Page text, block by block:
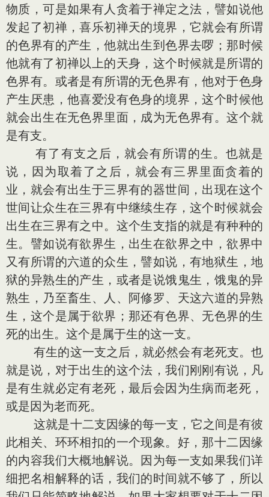
物质，可是如果有人贪着于禅定之法，譬如说他
发起了初禅，喜乐初禅天的境界，它就会有所谓
的色界有的产生，他就出生到色界去啰；那时候
他就有了初禅以上的天身，这个时候就是所谓的
色界有。或者是有所谓的无色界有，他对于色身
产生厌患，他喜爱没有色身的境界，这个时候他
就会出生在无色界里面，成为无色界有。这个就
是有支。
有了有支之后，就会有所谓的生。也就是
说，因为取着了之后，就会有三界里面贪着的
业，就会有出生于三界有的器世间，出现在这个
世间让众生在三界有中继续生存，这个时候就会
出生在三界有之中。这个生支指的就是有种种的
生。譬如说有欲界生，出生在欲界之中，欲界中
又有所谓的六道的众生，譬如说，有地狱生，地
狱的异熟生的产生，或者是说饿鬼生，饿鬼的异
熟生，乃至畜生、人、阿修罗、天这六道的异熟
生，这个是属于欲界；那还有色界、无色界的生
死的出生。这个是属于生的这一支。
有生的这一支之后，就必然会有老死支。也
就是说，对于出生的这个法，我们刚刚有说，凡
是有生就必定有老死，最后会因为生病而老死，
或是因为老而死。
这就是十二支因缘的每一支，它之间是有彼
此相关、环环相扣的一个现象。好，那十二因缘
的内容我们大概地解说。因为每一支如果我们详
细把名相解释的话，我们的时间就不够了，所以